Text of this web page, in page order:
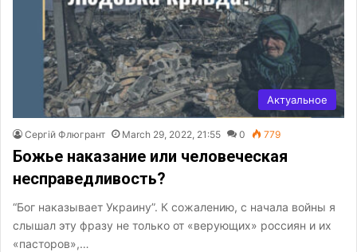
Актуальное
Сергій Флюгрант March 29, 2022, 21:55 0 779
Божье наказание или человеческая
несправедливость?
“Бог наказывает Украину”. К сожалению, с начала войны я
слышал эту фразу не только от «верующих» россиян и их
«пасторов»,…